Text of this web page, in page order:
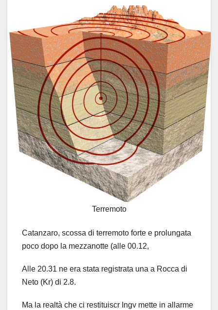
Terremoto
Catanzaro, scossa di terremoto forte e prolungata
poco dopo la mezzanotte (alle 00.12,
Alle 20.31 ne era stata registrata una a Rocca di
Neto (Kr) di 2.8.
Ma la realtà che ci restituiscr Ingv mette in allarme